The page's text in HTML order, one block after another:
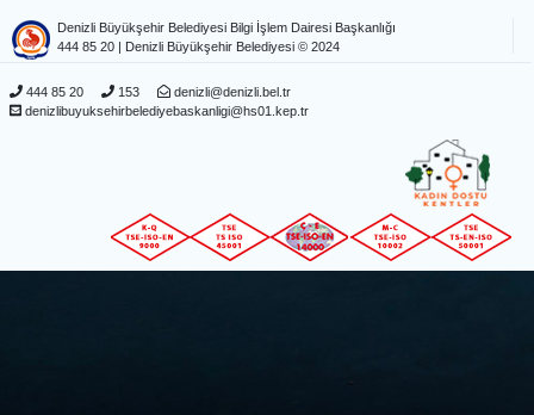
Denizli Büyükşehir Belediyesi Bilgi İşlem Dairesi Başkanlığı
444 85 20 | Denizli Büyükşehir Belediyesi © 2024
444 85 20 153
denizli@denizli.bel.tr
denizlibuyuksehirbelediyebaskanligi@hs01.kep.tr